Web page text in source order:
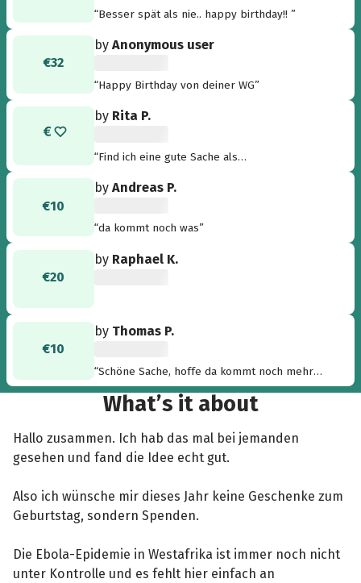
“Besser spät als nie.. happy birthday!! ”
€32
byAnonymous user
“Happy Birthday von deiner WG”
by Rita P.
“Find ich eine gute Sache als
machen,super Daniel !”
€10
byAndreas P.
“da kommt noch was”
€20
by Raphael K.
€10
by Thomas P.
“Schöne Sache, hoffe da kommt noch mehr
dazu ;)”
What’s it about
Hallo zusammen. Ich hab das mal bei jemanden
gesehen und fand die Idee echt gut.
Also ich wünsche mir dieses Jahr keine Geschenke zum
Geburtstag, sondern Spenden.
Die Ebola-Epidemie in Westafrika ist immer noch nicht
unter Kontrolle und es fehlt hier einfach an